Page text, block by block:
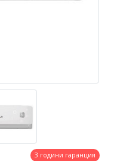
3 години гаранция